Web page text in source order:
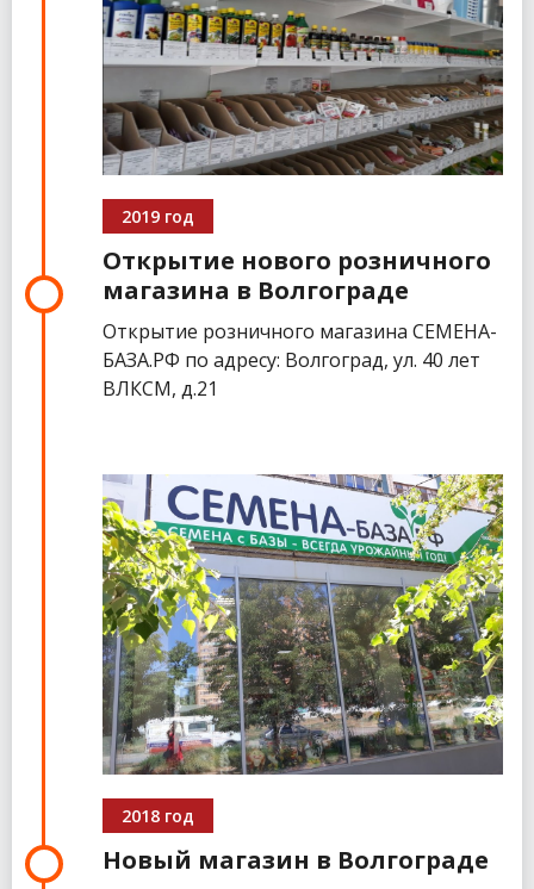
2019 год
Открытие нового розничного
магазина в Волгограде
Открытие розничного магазина СЕМЕНА-
БАЗА.РФ по адресу: Волгоград, ул. 40 лет
ВЛКСМ, д.21
2018 год
Новый магазин в Волгограде